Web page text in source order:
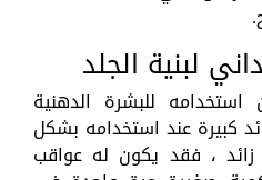
لبنية الجلد
للبشرة الدهنية
كبيرة عند استخدامه بشكل
زائد ، فقد يكون له عواقب